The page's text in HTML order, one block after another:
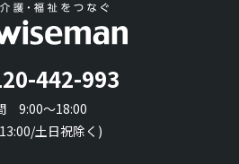
442-993
9:00～18:00
土日祝除く)